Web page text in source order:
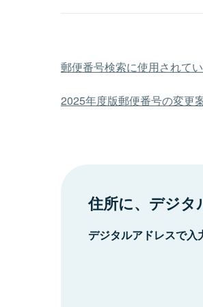
郵便番号検索に使用されて
2025年度版郵便番号の変更
住所に、デジタ
デジタルアドレスで